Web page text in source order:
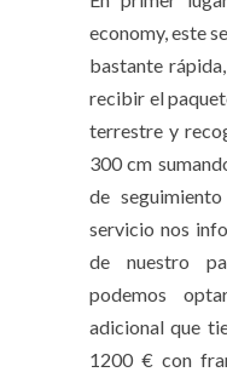
economy, este
bastante
recibir el
terrestre y
300 cm
de
servicio nos
de nuestro
podemos
adicional que
1200 € con